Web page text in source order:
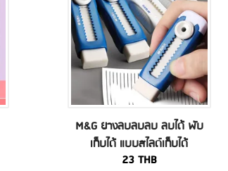
M&G ยางลบลบลบ ลบได้ พับ
เก็บได้ แบบสไลด์เก็บได้
23THB